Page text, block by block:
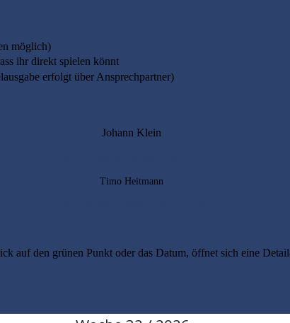
möglich)
ihr direkt spielen könnt
erfolgt über Ansprechpartner)
Johann Klein
Timo Heitmann
auf den grünen Punkt oder das Datum, öffnet sich eine